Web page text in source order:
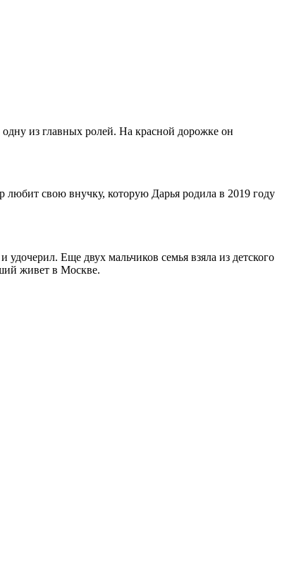
из главных ролей. На красной дорожке он
любит свою внучку, которую Дарья родила в 2019 году
Еще двух мальчиков семья взяла из детского
живет в Москве.